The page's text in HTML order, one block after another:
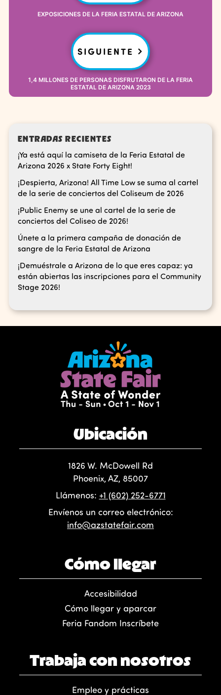
EXPOSICIONES DE LA FERIA ESTATAL DE ARIZONA
SIGUIENTE
1,4 MILLONES DE PERSONAS DISFRUTARON DE LA FERIA
ESTATAL DE ARIZONA 2023
ENTRADAS RECIENTES
¡Ya está aquí la camiseta de la Feria Estatal de
Arizona 2026 x State Forty Eight!
¡Despierta, Arizona! All Time Low se suma al cartel
de la serie de conciertos del Coliseum de 2026
¡Public Enemy se une al cartel de la serie de
conciertos del Coliseo de 2026!
Únete a la primera campaña de donación de
sangre de la Feria Estatal de Arizona
¡Demuéstrale a Arizona de lo que eres capaz: ya
están abiertas las inscripciones para el Community
Stage 2026!
Ubicación
1826 W. McDowell Rd
Phoenix, AZ, 85007
Llámenos: +1 (602) 252-6771
Envíenos un correo electrónico:
info@azstatefair.com
Cómo llegar
Accesibilidad
Cómo llegar y aparcar
Feria Fandom Inscríbete
Trabaja con nosotros
Empleo y prácticas